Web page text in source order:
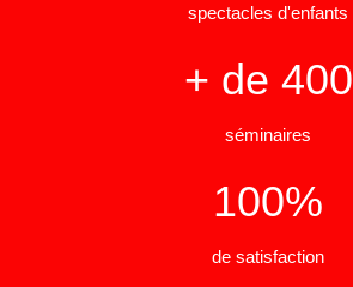
spectacles d'enfants
+ de 400
séminaires
100%
de satisfaction